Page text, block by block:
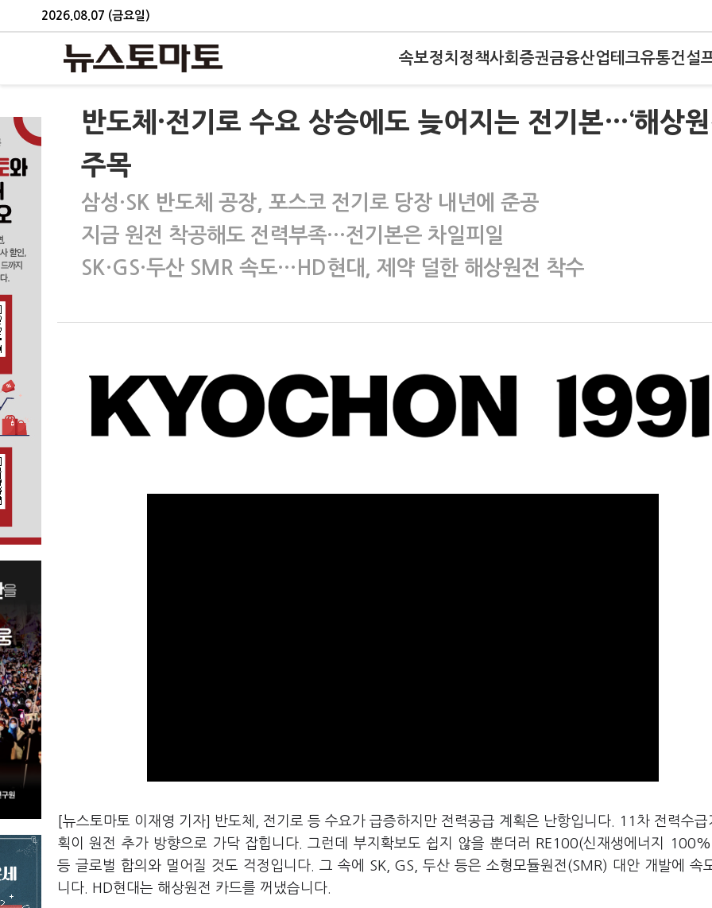
2026.08.07 (금요일)
속보정치 정책사회 증권금융산업테크유통건설
반도체·전기로 수요 상승에도 늦어지는 전기본…‘해상원
주목
삼성·SK 반도체 공장, 포스코 전기로 당장 내년에 준공
지금 원전 착공해도 전력부족…전기본은 차일피일
SK·GS·두산 SMR 속도…HD현대, 제약 덜한 해상원전 착수
[뉴스토마토 이재영 기자] 반도체, 전기로 등 수요가 급증하지만 전력공급 계획은 난항입니다. 11차 전력수급
획이 원전 추가 방향으로 가닥 잡힙니다. 그런데 부지확보도 쉽지 않을 뿐더러 RE100(신재생에너지
등 글로벌 합의와 멀어질 것도 걱정입니다. 그 속에 SK, GS, 두산 등은 소형모듈원전(SMR) 대안 개발에 속
니다. HD현대는 해상원전 카드를 꺼냈습니다.